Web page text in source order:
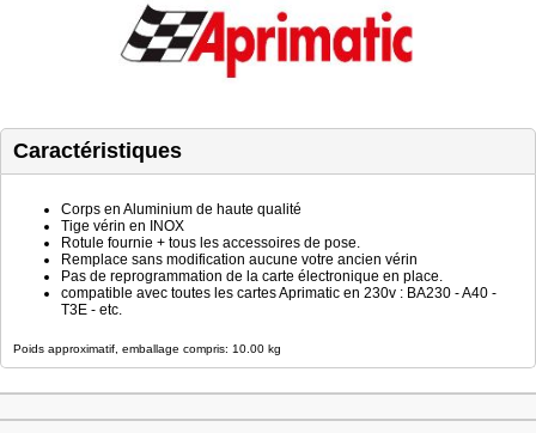
Caractéristiques
Corps en Aluminium de haute qualité
Tige vérin en INOX
Rotule fournie + tous les accessoires de pose.
Remplace sans modification aucune votre ancien vérin
Pas de reprogrammation de la carte électronique en place.
compatible avec toutes les cartes Aprimatic en 230v : BA230 - A40 -
T3E - etc.
Poids approximatif, emballage compris: 10.00 kg